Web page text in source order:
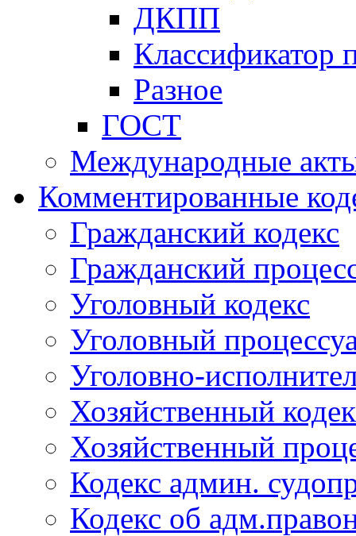
ДКПП
Классификатор
Разное
ГОСТ
Международные
Комментированные
Гражданский кодекс
Гражданский
Уголовный кодекс
Уголовный
Уголовно-
Хозяйственный
Хозяйственный
Кодекс админ.
Кодекс об